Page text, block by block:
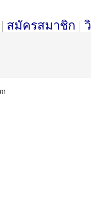
| สมัครสมาชิก |
ก